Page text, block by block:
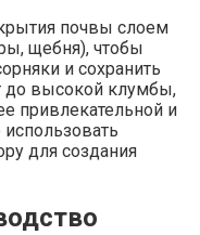
почвы слоем
щебня), чтобы
и сохранить
до высокой клумбы,
привлекательной и
для создания